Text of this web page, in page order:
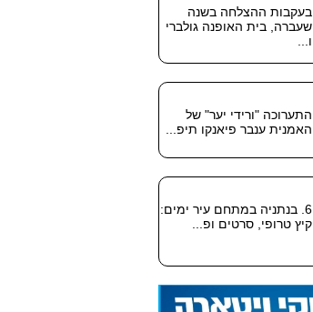
בעקבות ההצלחה בשנה
שעברה, בית האופנה גולברי
ו...
התערוכה "ורידי יער" של
האמנית ענבר פיאנקו תיפ...
6. בנתניה במתחם עיר ימים:
קיץ טרופי, סרטים ופ...